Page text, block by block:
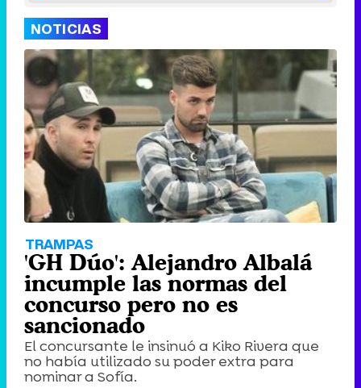
NOTICIAS
TRAMPAS
'GH Dúo': Alejandro Albalá
incumple las normas del
concurso pero no es
sancionado
El concursante le insinuó a Kiko Rivera que
no había utilizado su poder extra para
nominar a Sofía.